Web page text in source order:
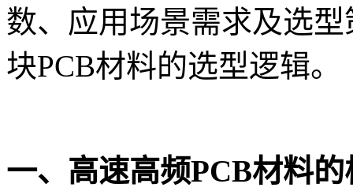
数、应用场景需求及选
块PCB材料的选型逻辑。
一、高速高频PCB材料